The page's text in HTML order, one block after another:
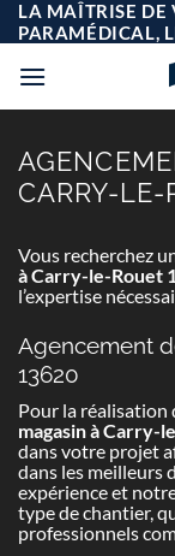
Passer
au
contenu
LA MAÎTRISE DE
PARAMÉDICAL,
CARRY-LE-
Vous recherchez
à Carry-le-Rouet
l’expertise
Agencement
13620
Pour la réalisation
magasin à Carry-
dans votre projet
dans les meilleurs
expérience et
type de chantier,
professionnels